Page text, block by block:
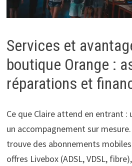
Services et
boutique Orange :
réparations et
Ce que Claire attend en entrant
un accompagnement sur
trouve des abonnements
offres Livebox (ADSL, VDSL,